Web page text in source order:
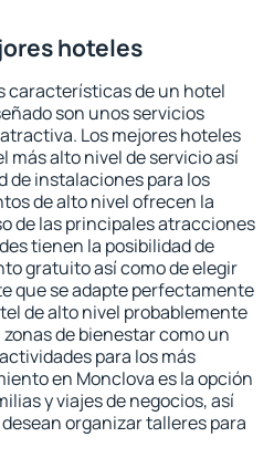
hoteles
características de un hotel
son unos servicios
Los mejores hoteles
más alto nivel de servicio así
de instalaciones para los
de alto nivel ofrecen la
de las principales atracciones
tienen la posibilidad de
gratuito así como de elegir
que se adapte perfectamente
de alto nivel probablemente
de bienestar como un
para los más
en Monclova es la opción
y viajes de negocios, así
organizar talleres para